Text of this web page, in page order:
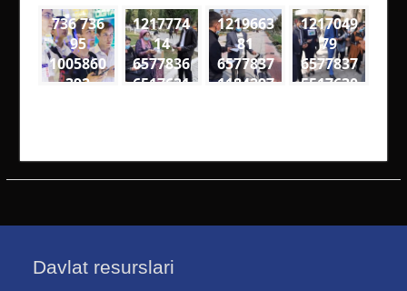
736 736
95
1005860
392
1217774
14
6577836
6517631
73813 n
1219663
81
6577837
1184297
64734 n
1217049
79
6577837
5517630
74281 n
Davlat resurslari